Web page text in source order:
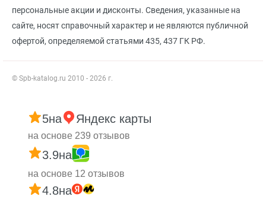
персональные акции и дисконты. Сведения, указанные на
сайте, носят справочный характер и не являются публичной
офертой, определяемой статьями 435, 437 ГК РФ.
© Spb-katalog.ru 2010 - 2026 г.
5на Яндекс карты
на основе 239 отзывов
3.9на
на основе 12 отзывов
4.8на